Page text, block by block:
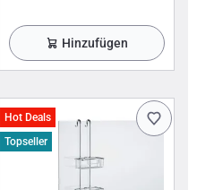
Hinzufügen
Hot Deals
Topseller